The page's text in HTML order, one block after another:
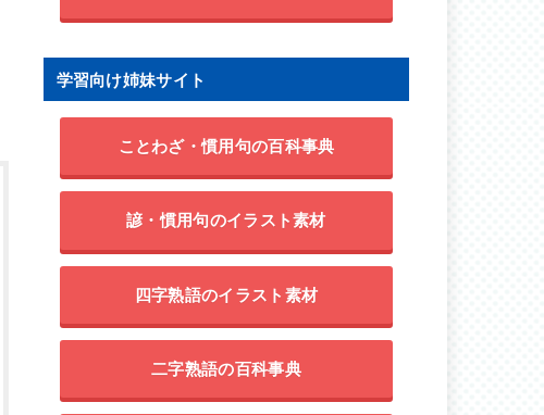
学習向け姉妹サイト
ことわざ・慣用句の百科事典
諺・慣用句のイラスト素材
四字熟語のイラスト素材
二字熟語の百科事典